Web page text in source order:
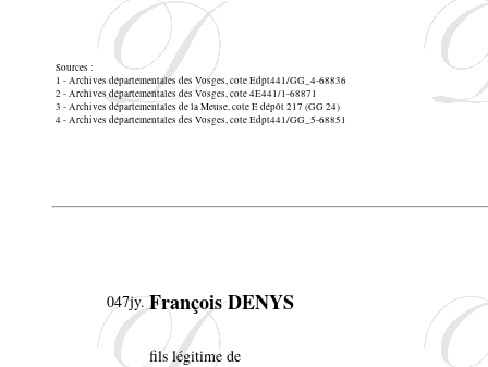
Sources :
1 - Archives départementales des Vosges, cote Edpt441/GG_4-68836
2 - Archives départementales des Vosges, cote 4E441/1-68871
3 - Archives départementales de la Meuse, cote E dépôt 217 (GG 24)
4 - Archives départementales des Vosges, cote Edpt441/GG_5-68851
047jy. François DENYS
fils légitime de